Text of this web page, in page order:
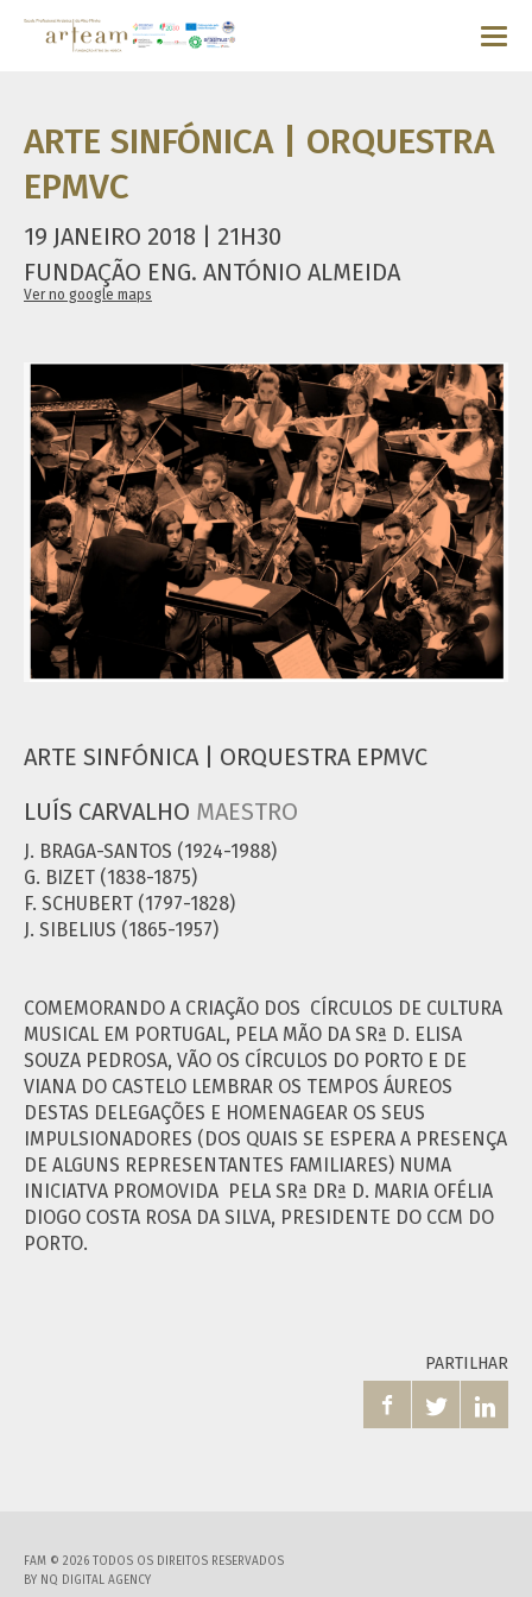
ARTE SINFÓNICA | ORQUESTRA
EPMVC
19 JANEIRO 2018 | 21H30
FUNDAÇÃO ENG. ANTÓNIO ALMEIDA
Ver no google maps
ARTE SINFÓNICA | ORQUESTRA EPMVC
LUÍS CARVALHO MAESTRO
J. BRAGA-SANTOS (1924-1988)
G. BIZET (1838-1875)
F. SCHUBERT (1797-1828)
J. SIBELIUS (1865-1957)
COMEMORANDO A CRIAÇÃO DOS CÍRCULOS DE CULTURA
MUSICAL EM PORTUGAL, PELA MÃO DA SRª D. ELISA
SOUZA PEDROSA, VÃO OS CÍRCULOS DO PORTO E DE
VIANA DO CASTELO LEMBRAR OS TEMPOS ÁUREOS
DESTAS DELEGAÇÕES E HOMENAGEAR OS SEUS
IMPULSIONADORES (DOS QUAIS SE ESPERA A PRESENÇA
DE ALGUNS REPRESENTANTES FAMILIARES) NUMA
INICIATVA PROMOVIDA PELA SRª DRª D. MARIA OFÉLIA
DIOGO COSTA ROSA DA SILVA, PRESIDENTE DO CCM DO
PORTO.
PARTILHAR
  
FAM © 2026 TODOS OS DIREITOS RESERVADOS
BY NQ DIGITAL AGENCY